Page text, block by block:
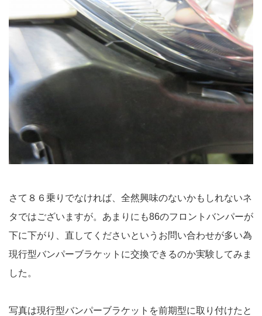
さて８６乗りでなければ、全然興味のないかもしれないネ
タではございますが。あまりにも86のフロントバンパーが
下に下がり、直してくださいというお問い合わせが多い為
現行型バンパーブラケットに交換できるのか実験してみま
した。
写真は現行型バンパーブラケットを前期型に取り付けたと